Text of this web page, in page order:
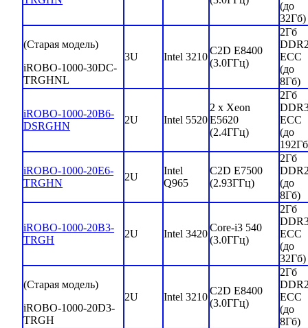
(до
32Гб)
(Старая модель)
iROBO-1000-30DC-
TRGHNL
3U Intel 3210
C2D E8400
(3.0ГГц)
2Гб
ECC
(до
8Гб)
iROBO-1000-20B6-
DSRGHN
2U Intel 5520
2 x Xeon
E5620
(2.4ГГц)
2Гб
ECC
(до
iROBO-1000-20E6-
TRGHN
2U
Intel
Q965
C2D E7500
(2.93ГГц)
2Гб
(до
8Гб)
iROBO-1000-20B3-
TRGH
2U Intel 3420
Core-i3 540
(3.0ГГц)
2Гб
ECC
(до
32Гб)
(Старая модель)
iROBO-1000-20D3-
TRGH
2U Intel 3210
C2D E8400
(3.0ГГц)
2Гб
ECC
(до
8Гб)